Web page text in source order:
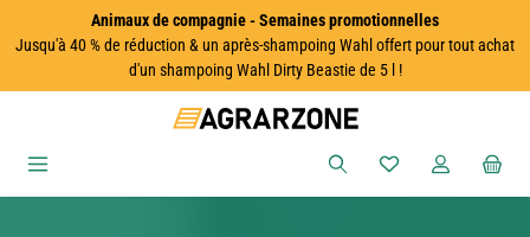
Passer au contenu principalAnimaux de compagnie - Semaines promotionnelles
Jusqu'à 40 % de réduction & un après-shampoing Wahl offert pour tout achat
d'un shampoing Wahl Dirty Beastie de 5 l !
Vous avez 0